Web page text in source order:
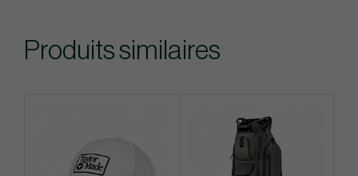
Produits similaires